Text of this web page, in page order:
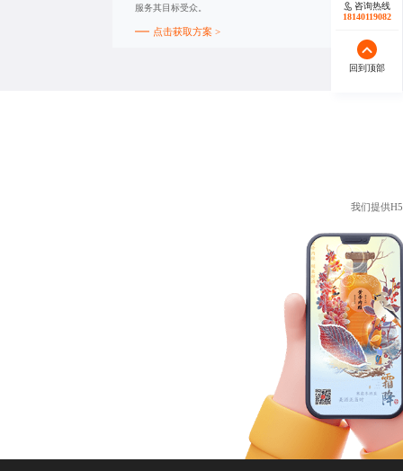
服务其目标受众。
点击获取方案 >
我们提供
咨询热线
18140119082
回到顶部